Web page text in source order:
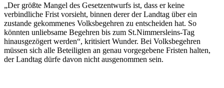
„Der größte Mangel des Gesetzentwurfs ist, dass er keine
verbindliche Frist vorsieht, binnen derer der Landtag über ein
zustande gekommenes Volksbegehren zu entscheiden hat. So
könnten unliebsame Begehren bis zum St.Nimmersleins-Tag
hinausgezögert werden“, kritisiert Wunder. Bei Volksbegehren
müssen sich alle Beteiligten an genau vorgegebene Fristen halten,
der Landtag dürfe davon nicht ausgenommen sein.